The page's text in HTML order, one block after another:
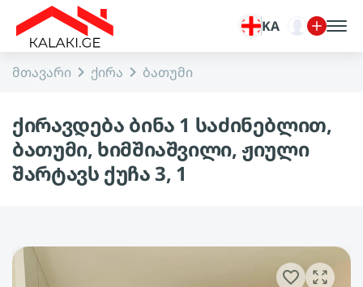
KA
მთავარი ქირა ბათუმი
ქირავდება ბინა 1 საძინებლით,
ბათუმი, ხიმშიაშვილი, ჟიული
შარტავს ქუჩა 3, 1